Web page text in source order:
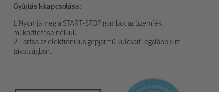
Gyújtás kikapcsolása:
1. Nyomja meg a START-STOP gombot az üzemfék
működtetése nélkül.
2. Tartsa az elektronikus gépjármű kulcsait legalább 5 m
távolságban.